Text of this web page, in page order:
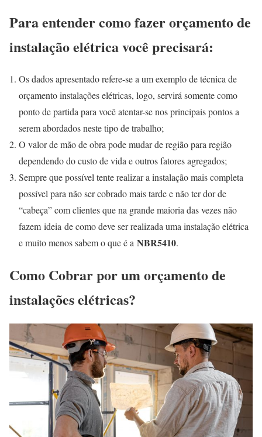
Para entender como fazer orçamento de
instalação elétrica você precisará:
Os dados apresentado refere-se a um exemplo de técnica de
orçamento instalações elétricas, logo, servirá somente como
ponto de partida para você atentar-se nos principais pontos a
serem abordados neste tipo de trabalho;
O valor de mão de obra pode mudar de região para região
dependendo do custo de vida e outros fatores agregados;
Sempre que possível tente realizar a instalação mais completa
possível para não ser cobrado mais tarde e não ter dor de
“cabeça” com clientes que na grande maioria das vezes não
fazem ideia de como deve ser realizada uma instalação elétrica
e muito menos sabem o que é a NBR5410.
Como Cobrar por um orçamento de
instalações elétricas?